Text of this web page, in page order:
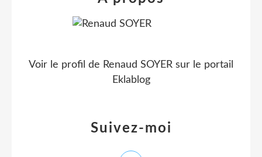
Suivez-moi
Voir le profil de Renaud SOYER sur le portail
Eklablog